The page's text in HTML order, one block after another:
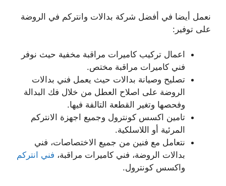
نعمل أيضا في أفضل شركة بدالات وانتركم في الروضة
على توفير:
اعمال تركيب كاميرات مراقبة مخفية حيث نوفر
فني كاميرات مراقبة مختص.
تصليح وصيانة بدالات حيث يعمل فني بدالات
الروضة على اصلاح العطل من خلال فك البدالة
وفحصها وتغير القطعة التالفة فيها.
تامين اكسس كونترول وجميع اجهزة الانتركم
المرئية أو اللاسلكية.
نتعامل مع فنين من جميع الاختصاصات، فني
بدالات الروضة، فني كاميرات مراقبة، فني انتركم
واكسس كونترول.